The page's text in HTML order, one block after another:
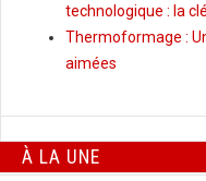
technologique : la
Thermoformage :
aimées
À LA UNE